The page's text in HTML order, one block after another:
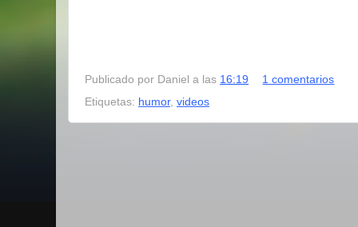
Publicado por Daniel a las 16:19
1 comentarios
Etiquetas: humor, videos